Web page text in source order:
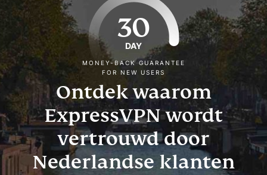
30
DAY
MONEY-BACK GUARANTEE
FOR NEW USERS
Ontdek waarom
ExpressVPN wordt
vertrouwd door
Nederlandse klanten